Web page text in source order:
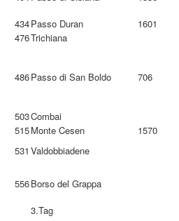
434Passo Duran
1601
476Trichiana
486Passo di San Boldo 706
503Combai
515Monte Cesen 1570
531 Valdobbiadene
556Borso del Grappa
3.Tag